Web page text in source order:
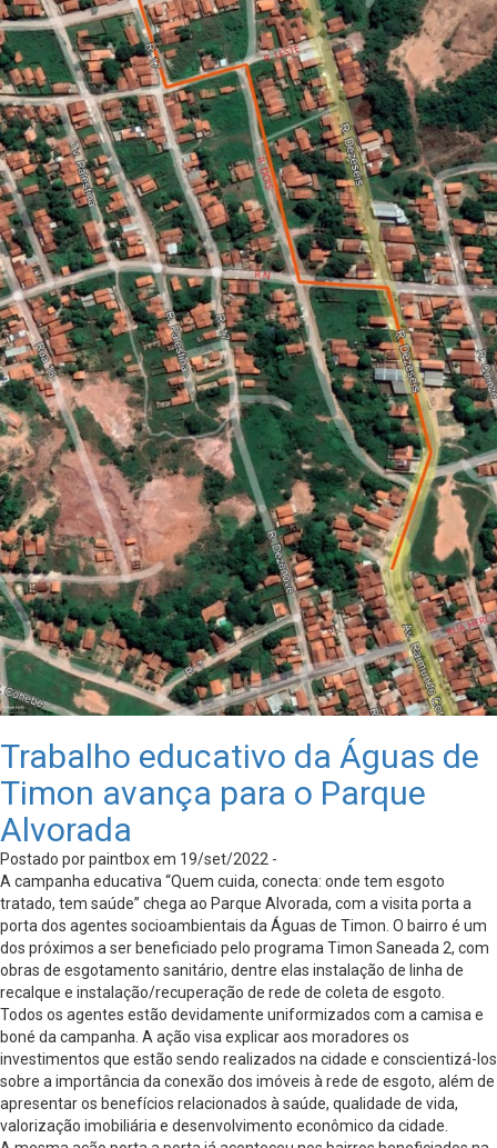
Trabalho educativo da Águas de
Timon avança para o Parque
Alvorada
Postado por paintbox em 19/set/2022 -
A campanha educativa “Quem cuida, conecta: onde tem esgoto
tratado, tem saúde” chega ao Parque Alvorada, com a visita porta a
porta dos agentes socioambientais da Águas de Timon. O bairro é um
dos próximos a ser beneficiado pelo programa Timon Saneada 2, com
obras de esgotamento sanitário, dentre elas instalação de linha de
recalque e instalação/recuperação de rede de coleta de esgoto.
Todos os agentes estão devidamente uniformizados com a camisa e
boné da campanha. A ação visa explicar aos moradores os
investimentos que estão sendo realizados na cidade e conscientizá-los
sobre a importância da conexão dos imóveis à rede de esgoto, além de
apresentar os benefícios relacionados à saúde, qualidade de vida,
valorização imobiliária e desenvolvimento econômico da cidade.